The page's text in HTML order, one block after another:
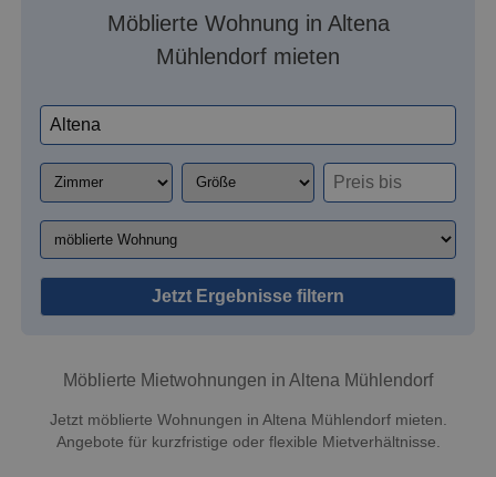
Möblierte Wohnung in Altena
Mühlendorf mieten
Jetzt Ergebnisse filtern
Möblierte Mietwohnungen in Altena Mühlendorf
Jetzt möblierte Wohnungen in Altena Mühlendorf mieten.
Angebote für kurzfristige oder flexible Mietverhältnisse.